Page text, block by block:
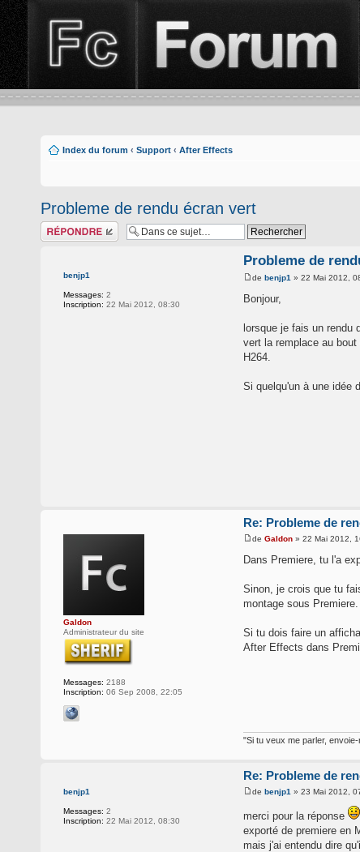
Index du forum ‹ Support ‹ After Effects
Probleme de rendu écran vert
Répondre
benjp1
Messages: 2
Inscription: 22 Mai 2012, 08:30
Probleme de
de benjp1 » 22 Mai 2012,
Bonjour,
lorsque je fais un rendu
vert la remplace au
H264.
Si quelqu'un à une idée
Galdon
Administrateur du site
Messages: 2188
Inscription: 06 Sep 2008, 22:05
Re: Probleme de
de Galdon » 22 Mai 2012,
Dans Premiere, tu l'a
Sinon, je crois que tu
montage sous Premiere.
Si tu dois faire un
After Effects dans
"Si tu veux me parler,
benjp1
Messages: 2
Inscription: 22 Mai 2012, 08:30
Re: Probleme de
de benjp1 » 23 Mai 2012,
merci pour la réponse
exporté de premiere en
mais j'ai entendu dire